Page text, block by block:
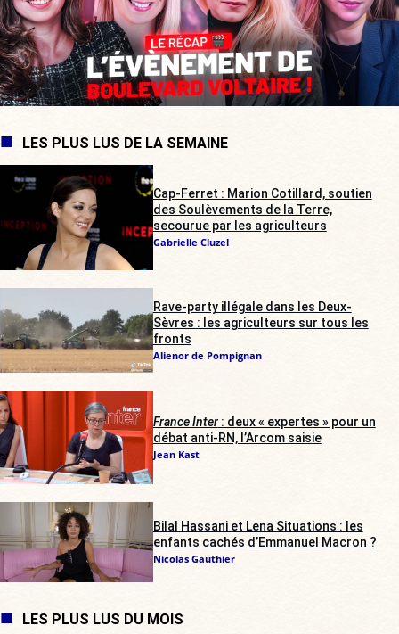
LES PLUS LUS DE LA SEMAINE
Cap-Ferret : Marion Cotillard, soutien
des Soulèvements de la Terre,
secourue par les agriculteurs
Gabrielle Cluzel
Rave-party illégale dans les Deux-
Sèvres : les agriculteurs sur tous les
fronts
Alienor de Pompignan
France Inter: deux « expertes » pour un
débat anti-RN, l’Arcom saisie
Jean Kast
Bilal Hassani et Lena Situations : les
enfants cachés d’Emmanuel Macron ?
Nicolas Gauthier
LES PLUS LUS DU MOIS